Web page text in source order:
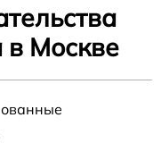
в Москве